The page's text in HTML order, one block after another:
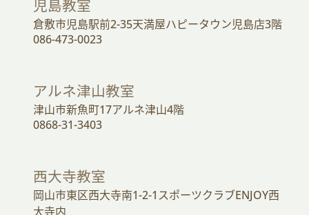
児島教室
倉敷市児島駅前2-35天満屋ハピータウン児島店3階
086-473-0023
アルネ津山教室
津山市新魚町17アルネ津山4階
0868-31-3403
西大寺教室
岡山市東区西大寺南1-2-1スポーツクラブENJOY西
大寺内